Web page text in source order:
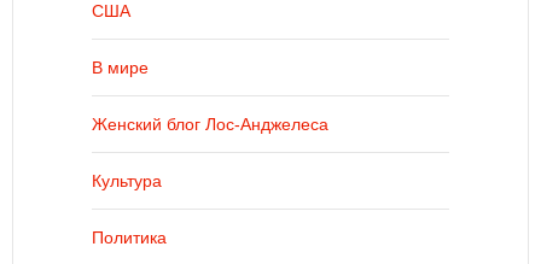
США
В мире
Женский блог Лос-Анджелеса
Культура
Политика